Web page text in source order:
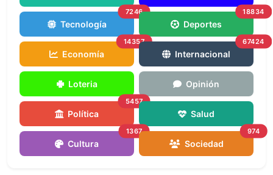
Tecnología
7246
Deportes
18834
Economía
14357
Internacional
67424
Loteria Opinión
Política
5457
Salud
Cultura
1367
Sociedad
974